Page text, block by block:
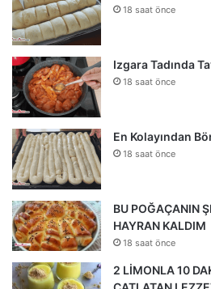
18 saat önce
Izgara Tadında
18 saat önce
En Kolayından
18 saat önce
BU POĞAÇANIN
HAYRAN KALDIM
18 saat önce
2 LİMONLA 10